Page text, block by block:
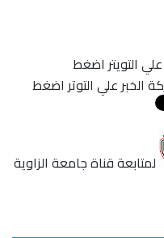
التويتر اضغط
الخبر علي التوتر اضغط
لمتابعة قناة جامعة الزاوية